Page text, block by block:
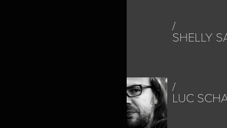
SHELLY
LUC